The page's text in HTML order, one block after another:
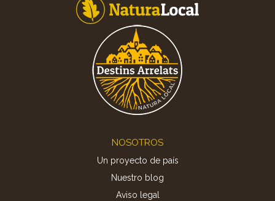
NOSOTROS
Un proyecto de país
Nuestro blog
Aviso legal